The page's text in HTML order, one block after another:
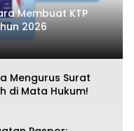
Membuat KTP
2026
Mengurus Surat
di Mata Hukum!